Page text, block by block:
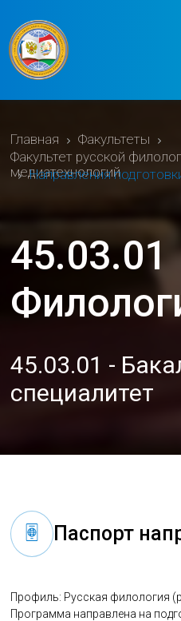
Главная
Факультеты
Факультет русской
медиатехнологий
Направления
45.03.01
45.03.01 -
специалитет
Паспорт
Профиль: Русская филология
Программа направлена на